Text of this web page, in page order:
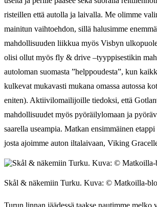
risteillen että autolla ja laivalla. Me olimme
mainitun vaihtoehdon, sillä halusimme
mahdollisuuden liikkua myös Visbyn
olisi ollut myös fly & drive –tyyppisestikin
autoloman suomasta ”helppoudesta”, kun
kulkevat mukavasti mukana omassa autossa
eniten). Aktiivilomailijoille tiedoksi, että
mahdollisuudet myös pyöräilylomaan ja
saarella useampia. Matkan ensimmäinen
josta ajoimme auton iltalaivaan, Viking
Skål & näkemiin Turku. Kuva: © Matkoilla-
Turun linnan jäädessä taakse nautimme melko